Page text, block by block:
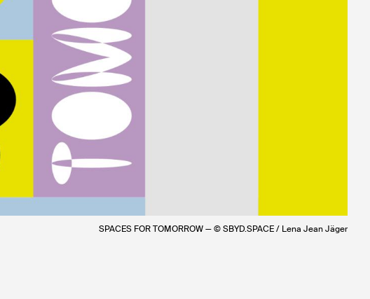
SPACES FOR TOMORROW — © SBYD.SPACE / Lena Jean Jäger